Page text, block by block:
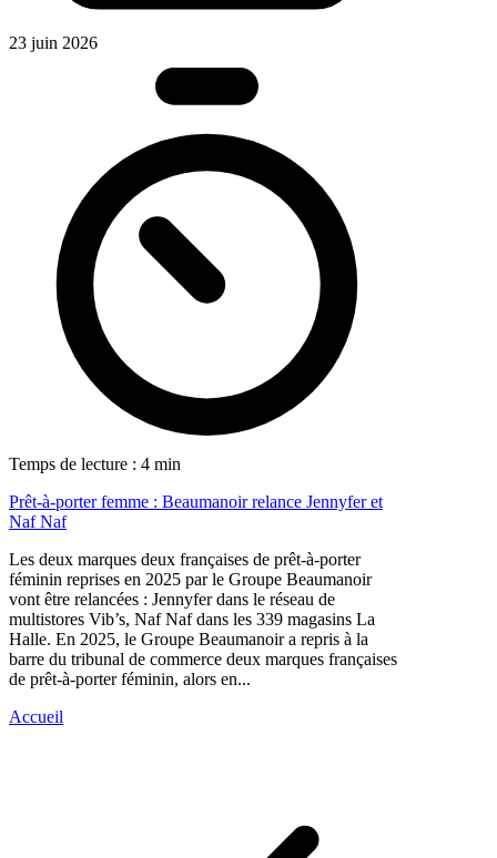
23 juin 2026
Temps de lecture : 4 min
Prêt-à-porter femme : Beaumanoir relance Jennyfer et
Naf Naf
Les deux marques deux françaises de prêt-à-porter
féminin reprises en 2025 par le Groupe Beaumanoir
vont être relancées : Jennyfer dans le réseau de
multistores Vib’s, Naf Naf dans les 339 magasins La
Halle. En 2025, le Groupe Beaumanoir a repris à la
barre du tribunal de commerce deux marques françaises
de prêt-à-porter féminin, alors en...
Accueil